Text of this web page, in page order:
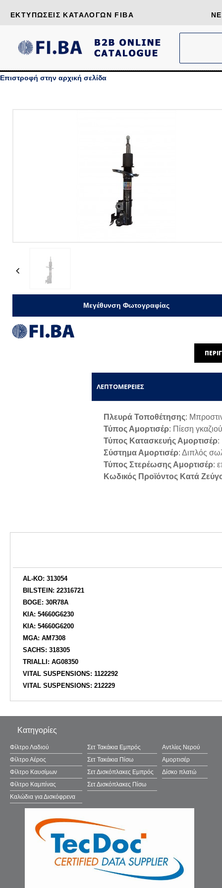
ΕΚΤΥΠΏΣΕΙΣ ΚΑΤΑΛΌΓΩΝ FIBA
Επιστροφή στην αρχική σελίδα
Previous
Μεγέθυνση Φωτογραφίας
ΛΕΠΤΟΜΈΡΕΙΕΣ
Πλευρά Τοποθέτησης:
Τύπος Αμορτισέρ: Πίεση γκαζιού
Τύπος Κατασκευής Αμορτισέρ:
Σύστημα Αμορτισέρ: Διπλός
Τύπος Στερέωσης Αμορτισέρ:
Κωδικός Προϊόντος Κατά
AL-KO: 313054
BILSTEIN: 22316721
BOGE: 30R78A
KIA: 54660G6230
KIA: 54660G6200
MGA: AM7308
SACHS: 318305
TRIALLI: AG08350
VITAL SUSPENSIONS: 1122292
VITAL SUSPENSIONS: 212229
Κατηγορίες
Φίλτρο Λαδιού Σετ Τακάκια Εμπρός
Αντλίες Νερού
Φίλτρο Αέρος
Σετ Τακάκια Πίσω
Αμορτισέρ
Φίλτρο Καυσίμων
Σετ Δισκόπλακες Εμπρός
Δίσκο πλατώ
Φίλτρο Καμπίνας
Σετ Δισκόπλακες Πίσω
Καλώδια για Δισκόφρενα